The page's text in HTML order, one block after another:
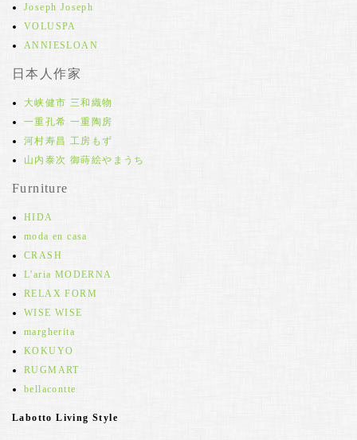
Joseph Joseph
VOLUSPA
ANNIESLOAN
日本人作家
大峡健市 三和織物
一重孔希 一重陶房
河村寿昌 工房もず
山内泰次 御蒔絵やまうち
Furniture
HIDA
moda en casa
CRASH
L'aria MODERNA
RELAX FORM
WISE WISE
margherita
KOKUYO
RUGMART
bellacontte
Labotto Living Style